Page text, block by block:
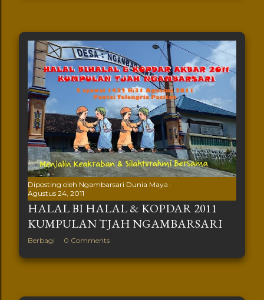
Diposting oleh Ngambarsari Dunia Maya
Agustus 24, 2011
HALAL BI HALAL & KOPDAR 2011
KUMPULAN TJAH NGAMBARSARI
Berbagi 0 Comments